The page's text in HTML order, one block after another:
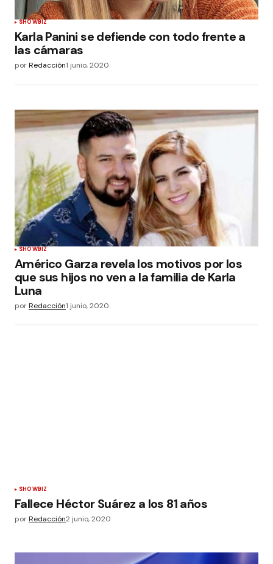
SHOWBIZ
Karla Panini se defiende con todo frente a
las cámaras
porRedacción1 junio, 2020
SHOWBIZ
Américo Garza revela los motivos por los
que sus hijos no ven a la familia de Karla
Luna
porRedacción1 junio, 2020
SHOWBIZ
Fallece Héctor Suárez a los 81 años
porRedacción2 junio, 2020